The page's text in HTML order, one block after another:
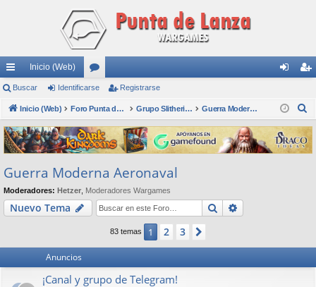
nl
ac
es
rá
pi
do
s
Inicio (Web)
or
os nti
fic
ar
ist
ra
rs
Buscar Identificarse Registrarse
Inicio (Web) Foro Punta de Lanza Wargames Grupo Slitherine Guerra Moderna Aeronaval
s
c
Guerra Moderna Aeronaval
Moderadores: Hetzer Moderadores Wargames
Nuevo Tema Buscar
83 temas 1 2 3
Anuncios
¡Canal y grupo de Telegram!